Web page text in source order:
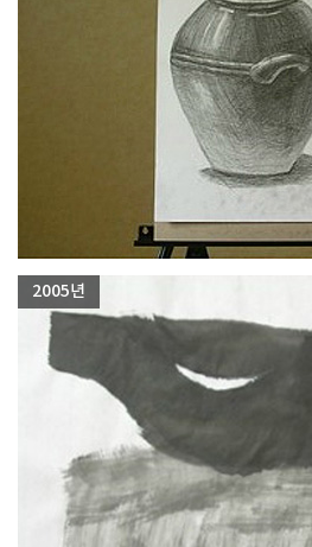
2005년